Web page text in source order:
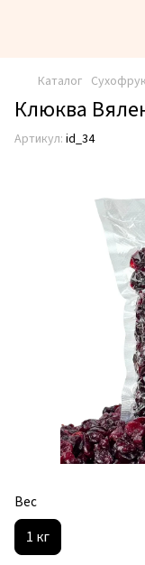
Каталог
Клюква
Артикул: id_34
Вес
1 кг